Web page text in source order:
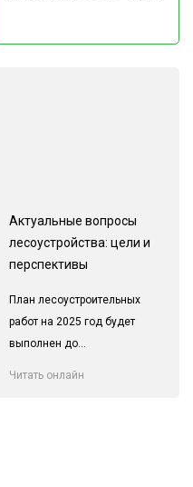
Актуальные вопросы
лесоустройства: цели и
перспективы
План лесоустроительных
работ на 2025 год будет
выполнен до...
Читать онлайн